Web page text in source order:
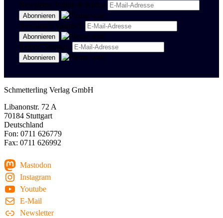
Newsletter Politik & Kultur
Newsletter Spanisch
Region Stuttgart
Schmetterling Verlag GmbH
Libanonstr. 72 A
70184 Stuttgart
Deutschland
Fon: 0711 626779
Fax: 0711 626992
Mastodon
Instagram
Youtube
E-Mail
Newsletter